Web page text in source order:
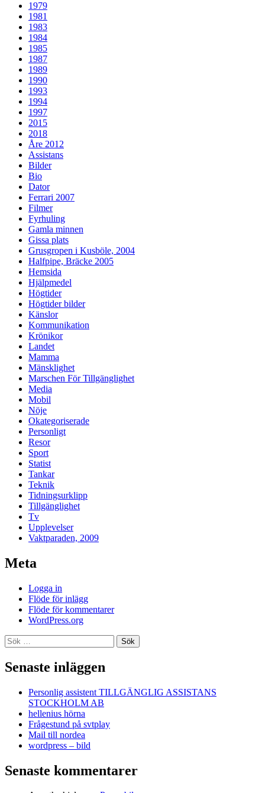
1979
1981
1983
1984
1985
1987
1989
1990
1993
1994
1997
2015
2018
Åre 2012
Assistans
Bilder
Bio
Dator
Ferrari 2007
Filmer
Fyrhuling
Gamla minnen
Gissa plats
Grusgropen i Kusböle, 2004
Halfpipe, Bräcke 2005
Hemsida
Hjälpmedel
Högtider
Högtider bilder
Känslor
Kommunikation
Krönikor
Landet
Mamma
Mänsklighet
Marschen För Tillgänglighet
Media
Mobil
Nöje
Okategoriserade
Personligt
Resor
Sport
Statist
Tankar
Teknik
Tidningsurklipp
Tillgänglighet
Tv
Upplevelser
Vaktparaden, 2009
Meta
Logga in
Flöde för inlägg
Flöde för kommentarer
WordPress.org
Sök
efter:
Senaste inläggen
Personlig assistent TILLGÄNGLIG ASSISTANS
STOCKHOLM AB
hellenius hörna
Frågestund på svtplay
Mail till nordea
wordpress – bild
Senaste kommentarer